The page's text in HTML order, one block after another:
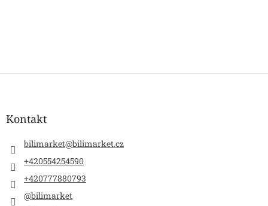
Z
Kontakt
bilimarket@bilimarket.cz
+420554254590
+420777880793
@bilimarket